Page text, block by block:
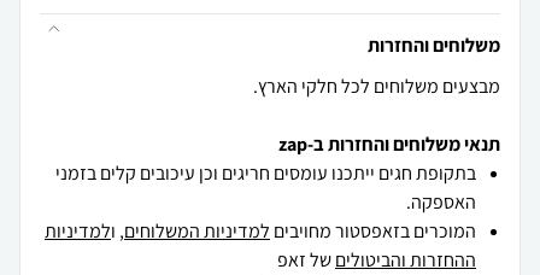
משלוחים והחזרות
מבצעים משלוחים לכל חלקי הארץ.
תנאי משלוחים והחזרות ב-zap
בתקופת חגים ייתכנו עומסים חריגים וכן עיכובים קלים בזמני
האספקה.
המוכרים בזאפסטור מחויבים למדיניות המשלוחים, ולמדיניות
ההחזרות והביטוליםשל זאפ